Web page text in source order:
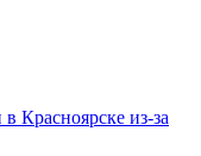
Красноярске из-за